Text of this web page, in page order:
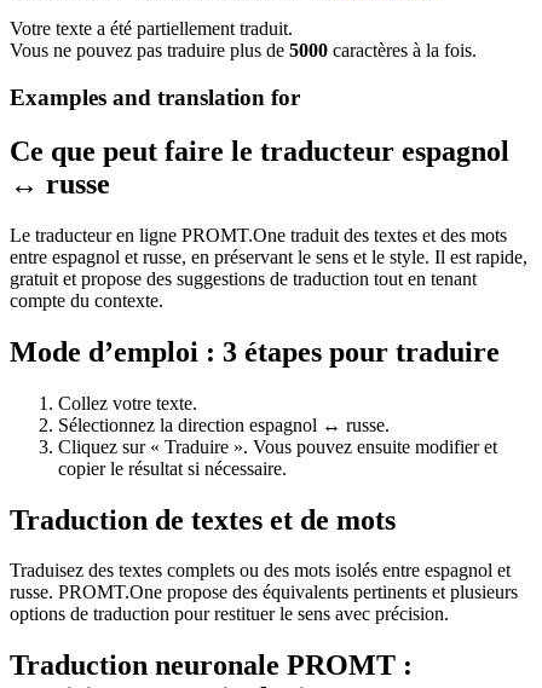
Votre texte a été partiellement traduit.
Vous ne pouvez pas traduire plus de 5000 caractères à la fois.
Examples and translation for
Ce que peut faire le traducteur espagnol
↔ russe
Le traducteur en ligne PROMT.One traduit des textes et des mots
entre espagnol et russe, en préservant le sens et le style. Il est rapide,
gratuit et propose des suggestions de traduction tout en tenant
compte du contexte.
Mode d’emploi : 3 étapes pour traduire
Collez votre texte.
Sélectionnez la direction espagnol ↔ russe.
Cliquez sur « Traduire ». Vous pouvez ensuite modifier et
copier le résultat si nécessaire.
Traduction de textes et de mots
Traduisez des textes complets ou des mots isolés entre espagnol et
russe. PROMT.One propose des équivalents pertinents et plusieurs
options de traduction pour restituer le sens avec précision.
Traduction neuronale PROMT :